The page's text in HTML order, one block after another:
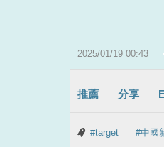
2025/01/19 00:43
推薦 分享
#target #中國